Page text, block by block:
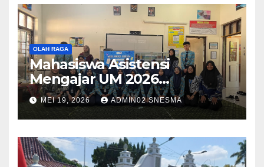
OLAH RAGA
Mahasiswa Asistensi
Mengajar UM 2026
Menggelar Workshop
Bersama Kru Majalah SMP
Negeri 1 Magetan
MEI 19, 2026 ADMIN02 SNESMA